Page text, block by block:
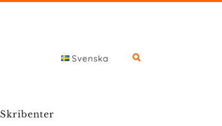
Svenska
Skribenter